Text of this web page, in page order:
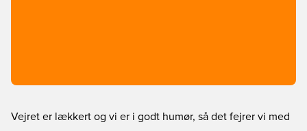
Vejret er lækkert og vi er i godt humør, så det fejrer vi med